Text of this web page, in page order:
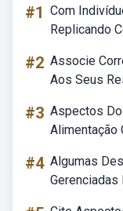
#1 Com
Replicando
#2 Associe
Aos Seus
#3 Aspectos
Alimentação
#4 Algumas
Gerenciadas